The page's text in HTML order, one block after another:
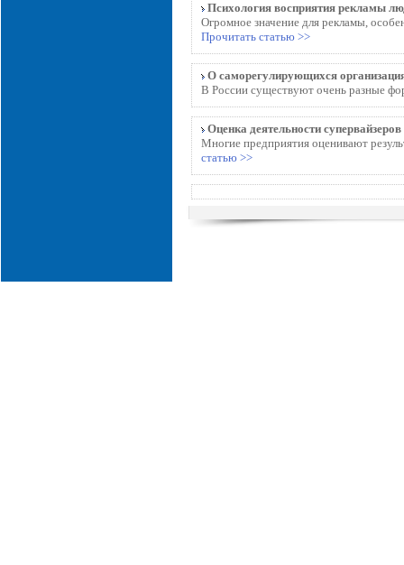
Психология восприятия рекламы
Огромное значение для рекламы,
Прочитать статью >>
О саморегулирующихся
В России существуют очень разные
Оценка деятельности супервайзеров
Многие предприятия оценивают
статью >>